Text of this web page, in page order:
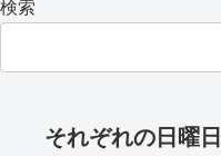
検索
それぞれの日曜日